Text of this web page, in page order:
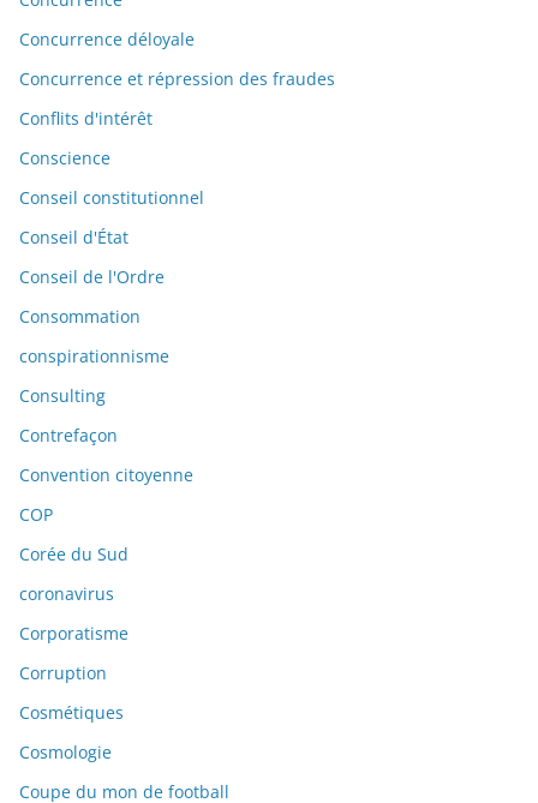
Concurrence déloyale
Concurrence et répression des fraudes
Conflits d'intérêt
Conscience
Conseil constitutionnel
Conseil d'État
Conseil de l'Ordre
Consommation
conspirationnisme
Consulting
Contrefaçon
Convention citoyenne
COP
Corée du Sud
coronavirus
Corporatisme
Corruption
Cosmétiques
Cosmologie
Coupe du mon de football